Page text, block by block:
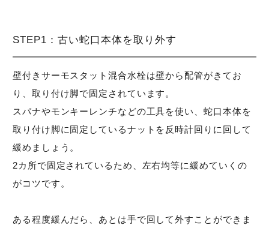
STEP1：古い蛇口本体を取り外す
壁付きサーモスタット混合水栓は壁から配管がきてお
り、取り付け脚で固定されています。
スパナやモンキーレンチなどの工具を使い、蛇口本体を
取り付け脚に固定しているナットを反時計回りに回して
緩めましょう。
2カ所で固定されているため、左右均等に緩めていくの
がコツです。
ある程度緩んだら、あとは手で回して外すことができま